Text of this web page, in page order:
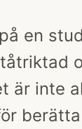
en
är inte